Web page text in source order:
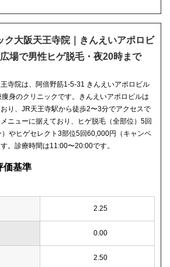
ク大阪天王寺院｜きんえいアポロビ
場で男性ヒゲ脱毛・夜20時まで
寺院は、阿倍野筋1-5-31 きんえいアポロビル
身のクリニックです。きんえいアポロビルは
り、JR天王寺駅から徒歩2〜3分でアクセスで
ニューに据えており、ヒゲ脱毛（全部位）5回
やヒゲセレクト3部位5回60,000円（キャンペ
。診療時間は11:00〜20:00です。
価基準
2.25
0.00
2.50